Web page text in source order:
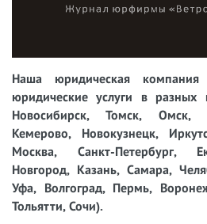
Наша юридическая компания
юридические услуги в разных
Новосибирск, Томск, Омск,
Кемерово, Новокузнецк,
Москва, Санкт-Петербург,
Новгород, Казань, Самара,
Уфа, Волгоград, Пермь,
Тольятти, Сочи).